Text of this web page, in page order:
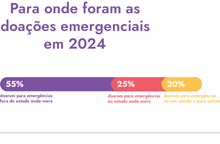
Para onde foram as
doações emergenciais
em 2024